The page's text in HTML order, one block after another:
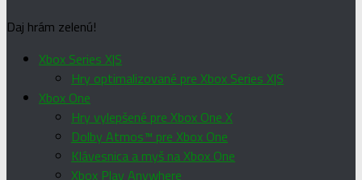
Daj hrám zelenú!
Xbox Series X|S
Hry optimalizované pre Xbox Series X|S
Xbox One
Hry vylepšené pre Xbox One X
Dolby Atmos™ pre Xbox One
Klávesnica a myš na Xbox One
Xbox Play Anywhere